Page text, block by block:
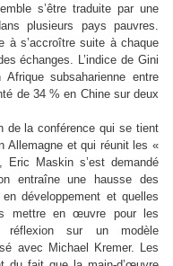
s’être traduite par une
plusieurs pays pauvres.
à s’accroître suite à chaque
échanges. L’indice de Gini
subsaharienne entre
de 34 % en Chine sur deux
de la conférence qui se tient
Allemagne et qui réunit les «
Eric Maskin s’est demandé
entraîne une hausse des
développement et quelles
mettre en œuvre pour les
sur un modèle
avec Michael Kremer. Les